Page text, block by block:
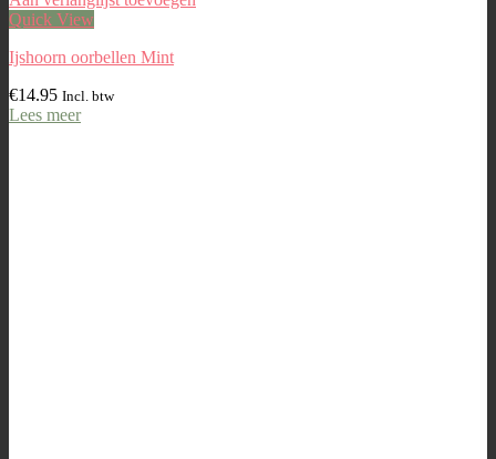
Quick View
Ijshoorn oorbellen Mint
€14.95 Incl. btw
Lees meer